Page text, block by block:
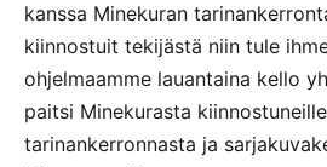
kanssa Minekuran
kiinnostuit tekijästä niin tule
ohjelmaamme lauantaina kello
paitsi Minekurasta
tarinankerronnasta ja